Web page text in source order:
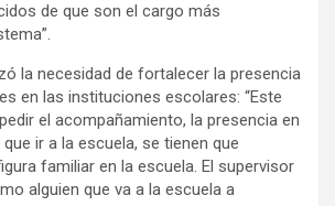
de que son el cargo más
la necesidad de fortalecer la presencia
en las instituciones escolares: “Este
el acompañamiento, la presencia en
ir a la escuela, se tienen que
familiar en la escuela. El supervisor
alguien que va a la escuela a